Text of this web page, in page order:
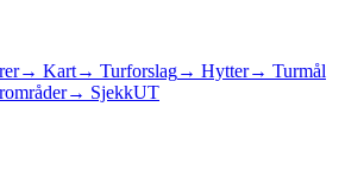
→ Kart→ Turforslag→ Hytter→ Turmål
→ SjekkUT